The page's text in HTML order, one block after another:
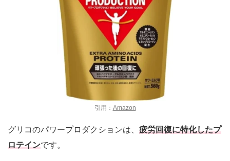
引用： Amazon
グリコのパワープロダクションは、 疲労回復に特化したプ
ロテインです。